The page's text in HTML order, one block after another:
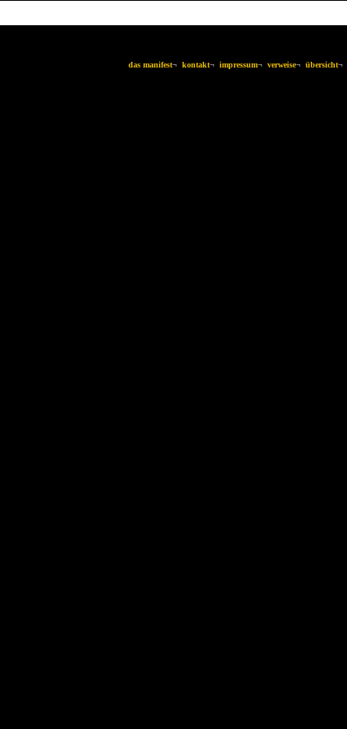
das manifest¬ kontakt¬ impressum¬ verweise¬ übersicht¬